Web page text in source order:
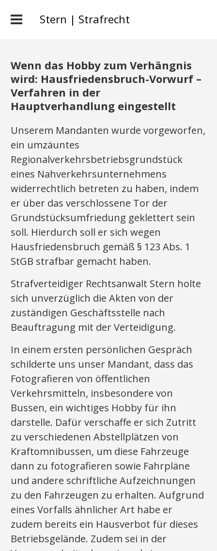
Stern | Strafrecht
Wenn das Hobby zum Verhängnis
wird: Hausfriedensbruch-Vorwurf –
Verfahren in der
Hauptverhandlung eingestellt
Unserem Mandanten wurde vorgeworfen,
ein umzäuntes
Regionalverkehrsbetriebsgrundstück
eines Nahverkehrsunternehmens
widerrechtlich betreten zu haben, indem
er über das verschlossene Tor der
Grundstücksumfriedung geklettert sein
soll. Hierdurch soll er sich wegen
Hausfriedensbruch gemäß § 123 Abs. 1
StGB strafbar gemacht haben.
Strafverteidiger Rechtsanwalt Stern holte
sich unverzüglich die Akten von der
zuständigen Geschäftsstelle nach
Beauftragung mit der Verteidigung.
In einem ersten persönlichen Gespräch
schilderte uns unser Mandant, dass das
Fotografieren von öffentlichen
Verkehrsmitteln, insbesondere von
Bussen, ein wichtiges Hobby für ihn
darstelle. Dafür verschaffe er sich Zutritt
zu verschiedenen Abstellplätzen von
Kraftomnibussen, um diese Fahrzeuge
dann zu fotografieren sowie Fahrpläne
und andere schriftliche Aufzeichnungen
zu den Fahrzeugen zu erhalten. Aufgrund
eines Vorfalls ähnlicher Art habe er
zudem bereits ein Hausverbot für dieses
Betriebsgelände. Zudem sei in der